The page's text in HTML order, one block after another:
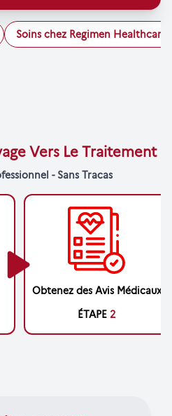
Soins chez Regimen Healthcare
Vers Le Traitement
- Sans Tracas
Obtenez des Avis Médicaux
ÉTAPE 2